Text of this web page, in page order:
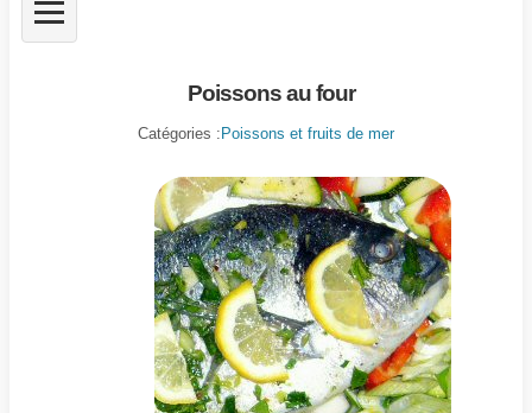
Poissons au four
Catégories : Poissons et fruits de mer